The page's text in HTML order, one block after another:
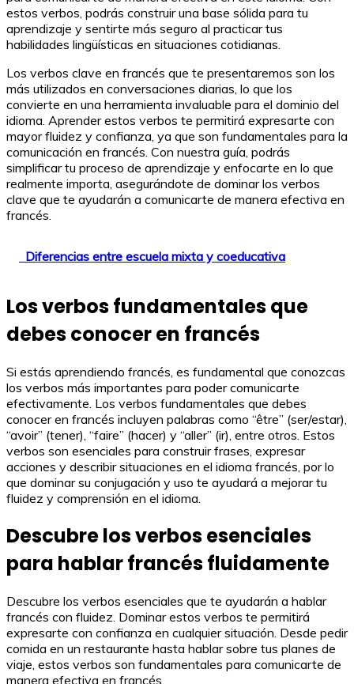
estos verbos, podrás construir una base sólida para tu
aprendizaje y sentirte más seguro al practicar tus
habilidades lingüísticas en situaciones cotidianas.
Los verbos clave en francés que te presentaremos son los
más utilizados en conversaciones diarias, lo que los
convierte en una herramienta invaluable para el dominio del
idioma. Aprender estos verbos te permitirá expresarte con
mayor fluidez y confianza, ya que son fundamentales para la
comunicación en francés. Con nuestra guía, podrás
simplificar tu proceso de aprendizaje y enfocarte en lo que
realmente importa, asegurándote de dominar los verbos
clave que te ayudarán a comunicarte de manera efectiva en
francés.
Diferencias entre escuela mixta y coeducativa
Los verbos fundamentales que
debes conocer en francés
Si estás aprendiendo francés, es fundamental que conozcas
los verbos más importantes para poder comunicarte
efectivamente. Los verbos fundamentales que debes
conocer en francés incluyen palabras como “être” (ser/estar),
“avoir” (tener), “faire” (hacer) y “aller” (ir), entre otros. Estos
verbos son esenciales para construir frases, expresar
acciones y describir situaciones en el idioma francés, por lo
que dominar su conjugación y uso te ayudará a mejorar tu
fluidez y comprensión en el idioma.
Descubre los verbos esenciales
para hablar francés fluidamente
Descubre los verbos esenciales que te ayudarán a hablar
francés con fluidez. Dominar estos verbos te permitirá
expresarte con confianza en cualquier situación. Desde pedir
comida en un restaurante hasta hablar sobre tus planes de
viaje, estos verbos son fundamentales para comunicarte de
manera efectiva en francés.